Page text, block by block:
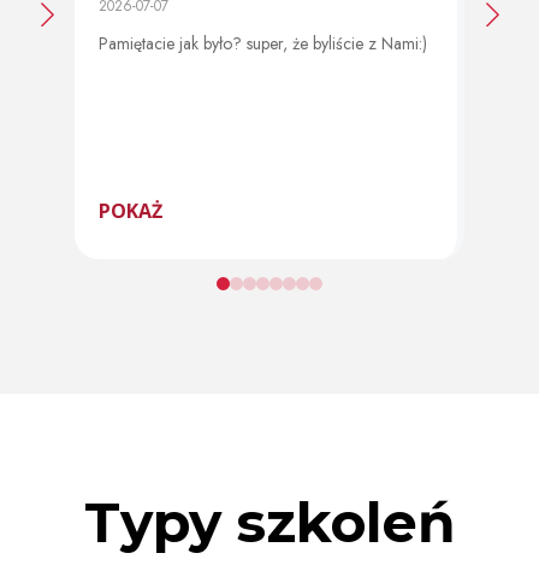
2026-07-07
Pamiętacie jak było? super, że byliście z Nami:)
POKAŻ
2026-
Typy szkoleń